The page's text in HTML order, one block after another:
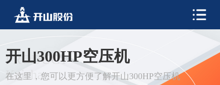
PRODUCT
Kaishan
开山300HP空压机
在这里，您可以更方便了解开山300HP空压机